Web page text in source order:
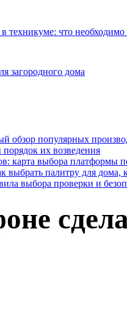
техникуме: что необходимо
загородного дома
обзор популярных
их возведения
карта выбора платформы
палитру для дома,
выбора проверки и